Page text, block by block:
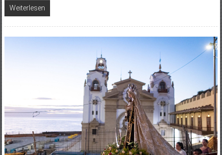
Weiterlesen